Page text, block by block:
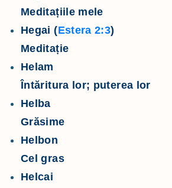
Meditațiile mele
Hegai (Estera 2:3)
Meditație
Helam
Întăritura lor; puterea lor
Helba
Grăsime
Helbon
Cel gras
Helcai